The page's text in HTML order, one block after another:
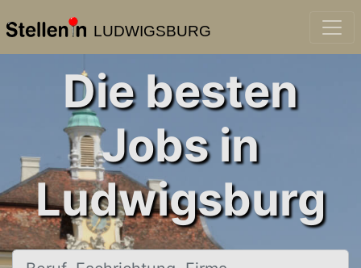
LUDWIGSBURG
Die besten
Jobs in
Ludwigsburg
Beruf, Fachrichtung, Firma